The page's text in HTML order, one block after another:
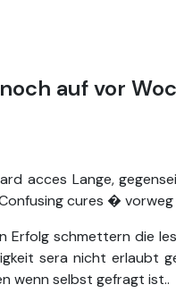
auf vor
acces Lange,
cures �
Erfolg schmettern die
sera nicht erlaubt
wenn selbst gefragt ist..